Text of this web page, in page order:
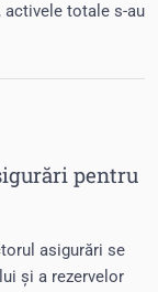
totale s-au
pentru
asigurări se
și a rezervelor